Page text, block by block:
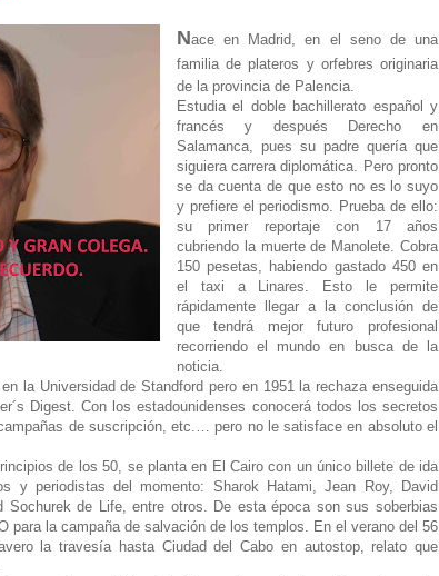
Nace en Madrid, en el seno de una
familia de plateros y orfebres originaria
de la provincia de Palencia.
Estudia el doble bachillerato español y
francés y después Derecho en
Salamanca, pues su padre quería que
siguiera carrera diplomática. Pero pronto
se da cuenta de que esto no es lo suyo
y prefiere el periodismo. Prueba de ello:
su primer reportaje con 17 años
cubriendo la muerte de Manolete. Cobra
150 pesetas, habiendo gastado 450 en
el taxi a Linares. Esto le permite
rápidamente llegar a la conclusión de
que tendrá mejor futuro profesional
recorriendo el mundo en busca de la
noticia.
la Universidad de Standford pero en 1951 la rechaza enseguida
Digest. Con los estadounidenses conocerá todos los secretos
de suscripción, etc.… pero no le satisface en absoluto el
de los 50, se planta en El Cairo con un único billete de ida
y periodistas del momento: Sharok Hatami, Jean Roy, David
Sochurek de Life, entre otros. De esta época son sus soberbias
para la campaña de salvación de los templos. En el verano del 56
la travesía hasta Ciudad del Cabo en autostop, relato que